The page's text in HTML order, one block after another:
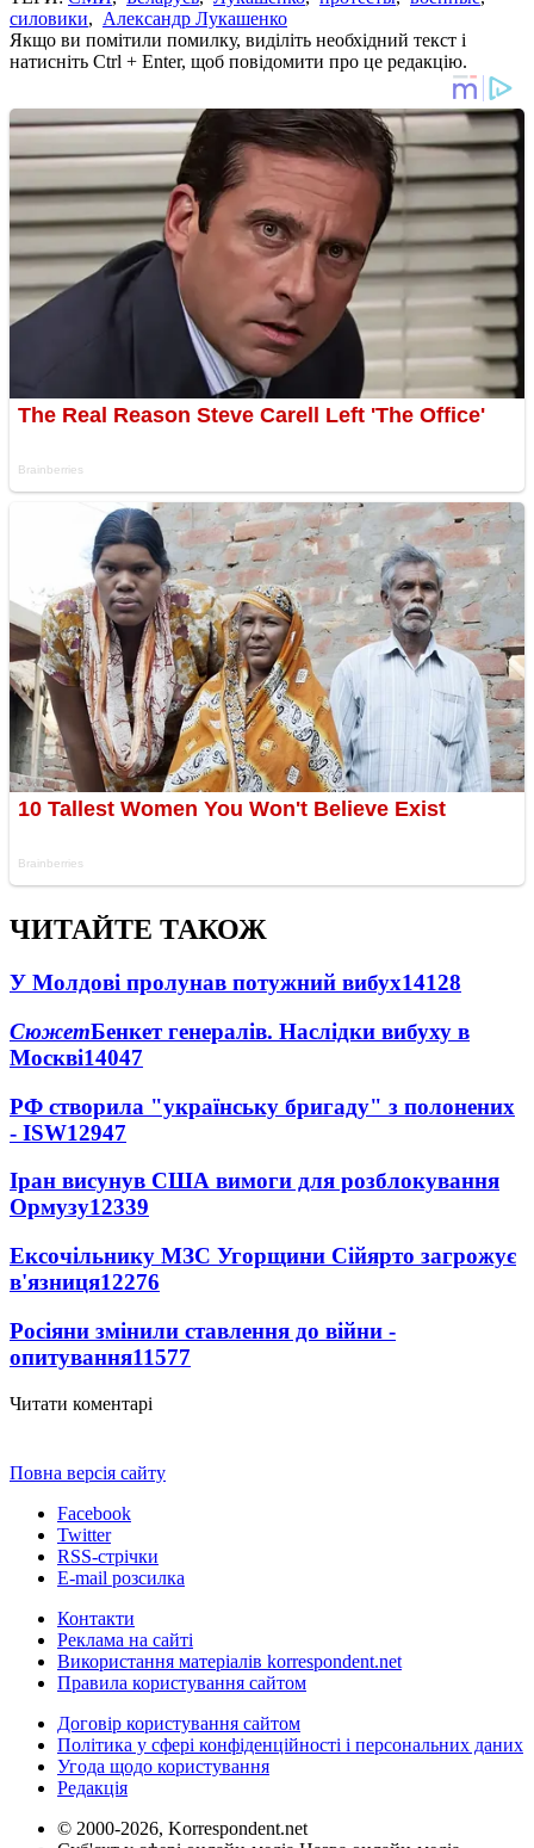
силовики, Александр Лукашенко
Якщо ви помітили помилку, виділіть необхідний текст і
натисніть Ctrl + Enter, щоб повідомити про це редакцію.
ЧИТАЙТЕ ТАКОЖ
У Молдові пролунав потужний вибух14128
СюжетБенкет генералів. Наслідки вибуху в
Москві14047
РФ створила "українську бригаду" з полонених
- ISW12947
Іран висунув США вимоги для розблокування
Ормузу12339
Ексочільнику МЗС Угорщини Сійярто загрожує
в'язниця12276
Росіяни змінили ставлення до війни -
опитування11577
Читати коментарі
Повна версія сайту
Facebook
Twitter
RSS-стрічки
E-mail розсилка
Контакти
Реклама на сайті
Використання матеріалів korrespondent.net
Правила користування сайтом
Договір користування сайтом
Політика у сфері конфіденційності і персональних даних
Угода щодо користування
Редакція
© 2000-2026, Korrespondent.net